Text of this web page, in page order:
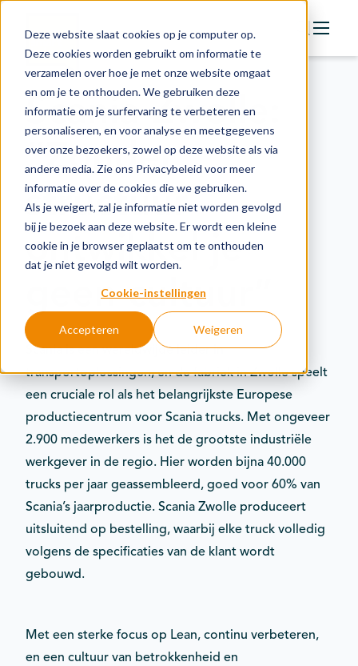
Deze website slaat cookies op je computer op.
Deze cookies worden gebruikt om informatie te
verzamelen over hoe je met onze website omgaat
en om je te onthouden. We gebruiken deze
informatie om je surfervaring te verbeteren en
personaliseren, en voor analyse en meetgegevens
over onze bezoekers, zowel op deze website als via
andere media. Zie ons Privacybeleid voor meer
informatie over de cookies die we gebruiken.
Als je weigert, zal je informatie niet worden gevolgd
bij je bezoek aan deze website. Er wordt een kleine
cookie in je browser geplaatst om te onthouden
dat je niet gevolgd wilt worden.
Cookie-instellingen
Accepteren Weigeren
Actie
Doelstellingen
Groeipaden
Actuele onderwerpen
Financiering
Nieuws
In de regio
Over organisatie
Contact
Kalender
Scania Zwolle:
“Zonder
structuur
ontwikkel je
geen cultuur”
Scania is een wereldwijde leider in
transportoplossingen, en de fabriek in Zwolle speelt
een cruciale rol als het belangrijkste Europese
productiecentrum voor Scania trucks. Met ongeveer
2.900 medewerkers is het de grootste industriële
werkgever in de regio. Hier worden bijna 40.000
trucks per jaar geassembleerd, goed voor 60% van
Scania’s jaarproductie. Scania Zwolle produceert
uitsluitend op bestelling, waarbij elke truck volledig
volgens de specificaties van de klant wordt
gebouwd.
Met een sterke focus op Lean, continu verbeteren,
en een cultuur van betrokkenheid en